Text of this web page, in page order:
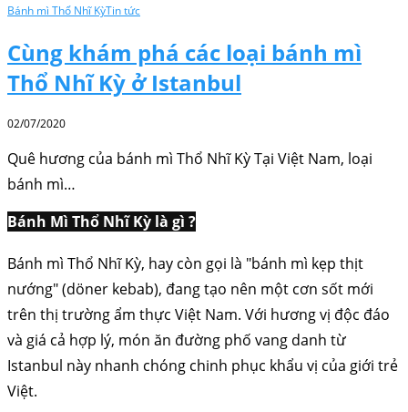
Bánh mì Thổ Nhĩ KỳTin tức
Cùng khám phá các loại bánh mì
Thổ Nhĩ Kỳ ở Istanbul
02/07/2020
Quê hương của bánh mì Thổ Nhĩ Kỳ Tại Việt Nam, loại
bánh mì…
Bánh Mì Thổ Nhĩ Kỳ là gì ?
Bánh mì Thổ Nhĩ Kỳ, hay còn gọi là "bánh mì kẹp thịt
nướng" (döner kebab), đang tạo nên một cơn sốt mới
trên thị trường ẩm thực Việt Nam. Với hương vị độc đáo
và giá cả hợp lý, món ăn đường phố vang danh từ
Istanbul này nhanh chóng chinh phục khẩu vị của giới trẻ
Việt.